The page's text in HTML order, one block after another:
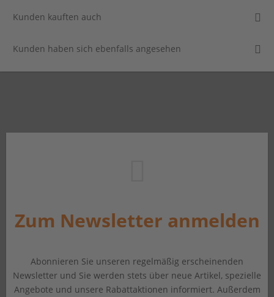
Kunden kauften auch
Kunden haben sich ebenfalls angesehen
Zum Newsletter anmelden
Abonnieren Sie unseren regelmäßig erscheinenden
Newsletter und Sie werden stets über neue Artikel, spezielle
Angebote und unsere Rabattaktionen informiert. Außerdem